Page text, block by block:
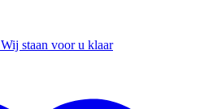
Wij staan voor u klaar